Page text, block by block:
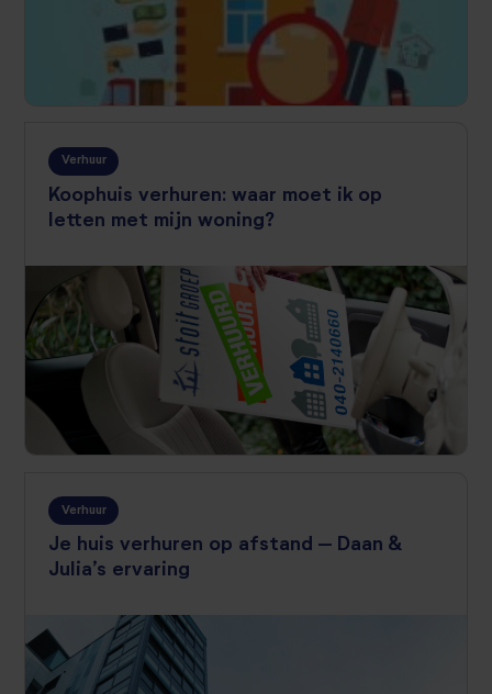
Verhuur
Koophuis verhuren: waar moet ik op
letten met mijn woning?
Verhuur
Je huis verhuren op afstand – Daan &
Julia’s ervaring